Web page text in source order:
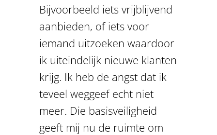
Bijvoorbeeld iets vrijblijvend
aanbieden, of iets voor
iemand uitzoeken waardoor
ik uiteindelijk nieuwe klanten
krijg. Ik heb de angst dat ik
teveel weggeef echt niet
meer. Die basisveiligheid
geeft mij nu de ruimte om